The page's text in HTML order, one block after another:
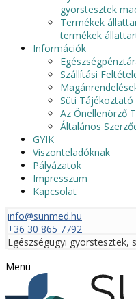
gyorstesztek
Termékek
termékek
Információk
Szállítási
Süti Tájékoztató
Az Önellenörző
Általános
GYIK
Viszonteladóknak
Pályázatok
Impresszum
Kapcsolat
info@sunmed.hu
+36 30 865 7792
Egészségügyi gyorstesztek,
Menü